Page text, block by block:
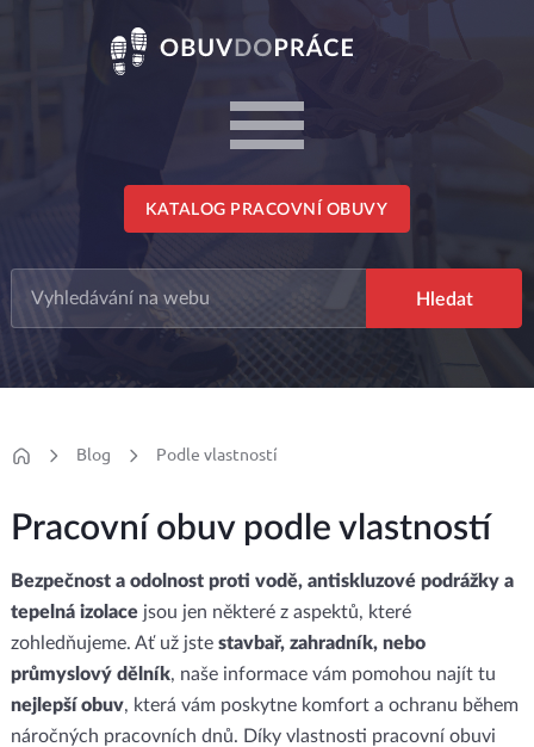
KATALOG PRACOVNÍ OBUVY
Blog Podle vlastností
Pracovní obuv podle vlastností
Bezpečnost a odolnost proti vodě, antiskluzové podrážky a
tepelná izolacejsou jen některé z aspektů, které
zohledňujeme. Ať už jste stavbař, zahradník, nebo
průmyslový dělník, naše informace vám pomohou najít tu
nejlepší obuv, která vám poskytne komfort a ochranu během
náročných pracovních dnů. Díky vlastnosti pracovní obuvi